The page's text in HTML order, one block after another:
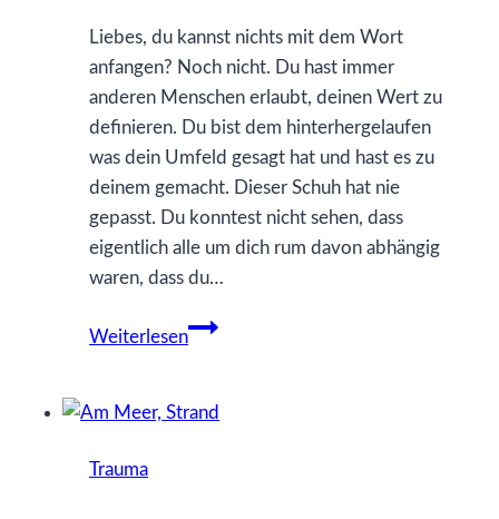
Liebes, du kannst nichts mit dem Wort
anfangen? Noch nicht. Du hast immer
anderen Menschen erlaubt, deinen Wert zu
definieren. Du bist dem hinterhergelaufen
was dein Umfeld gesagt hat und hast es zu
deinem gemacht. Dieser Schuh hat nie
gepasst. Du konntest nicht sehen, dass
eigentlich alle um dich rum davon abhängig
waren, dass du…
Weiterlesen
24
gerne
Trauma